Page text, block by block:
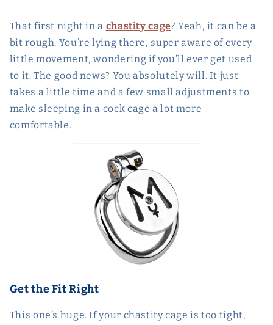
That first night in a chastity cage? Yeah, it can be a
bit rough. You’re lying there, super aware of every
little movement, wondering if you’ll ever get used
to it. The good news? You absolutely will. It just
takes a little time and a few small adjustments to
make sleeping in a cock cage a lot more
comfortable.
Get the Fit Right
This one’s huge. If your chastity cage is too tight,